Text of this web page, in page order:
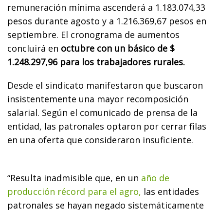
remuneración mínima ascenderá a 1.183.074,33
pesos durante agosto y a 1.216.369,67 pesos en
septiembre. El cronograma de aumentos
concluirá en octubre con un básico de $
1.248.297,96 para los trabajadores rurales.
Desde el sindicato manifestaron que buscaron
insistentemente una mayor recomposición
salarial. Según el comunicado de prensa de la
entidad, las patronales optaron por cerrar filas
en una oferta que consideraron insuficiente.
“Resulta inadmisible que, en un año de
producción récord para el agro, las entidades
patronales se hayan negado sistemáticamente